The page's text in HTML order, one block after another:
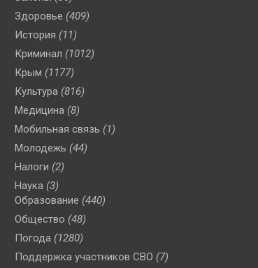
Здоровье (409)
История (11)
Криминал (1012)
Крым (1177)
Культура (816)
Медицина (8)
Мобильная связь (1)
Молодежь (44)
Налоги (2)
Наука (3)
Образование (440)
Общество (48)
Погода (1280)
Поддержка участников СВО (7)